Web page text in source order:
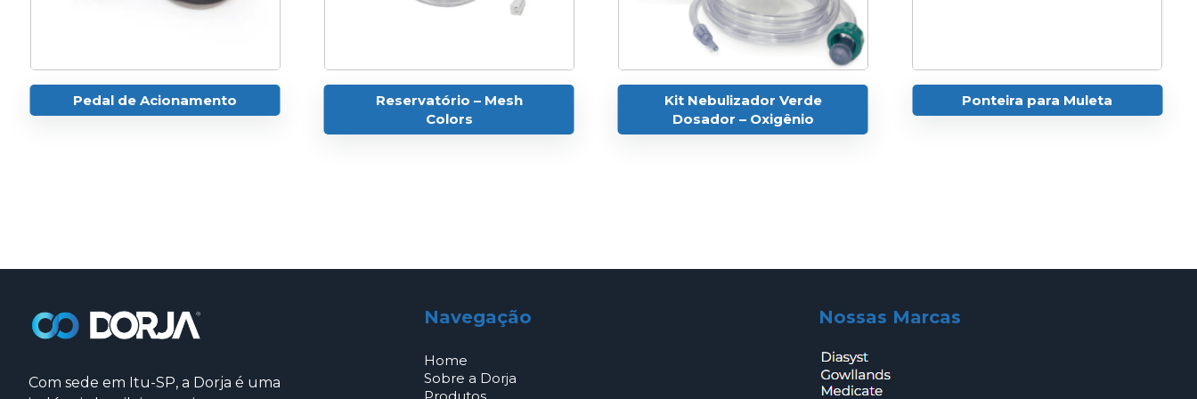
Pedal de Acionamento
Reservatório – Mesh
Colors
Kit Nebulizador Verde
Dosador – Oxigênio
Ponteira para Muleta
Com sede em Itu-SP, a Dorja é uma
Navegação
Home
Sobre a Dorja
Nossas Marcas